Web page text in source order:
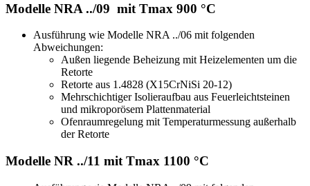
Modelle NRA ../09 mit Tmax 900 °C
Ausführung wie Modelle NRA ../06 mit folgenden
Abweichungen:
Außen liegende Beheizung mit Heizelementen um die
Retorte
Retorte aus 1.4828 (X15CrNiSi 20-12)
Mehrschichtiger Isolieraufbau aus Feuerleichtsteinen
und mikroporösem Plattenmaterial
Ofenraumregelung mit Temperaturmessung außerhalb
der Retorte
Modelle NR ../11 mit Tmax 1100 °C